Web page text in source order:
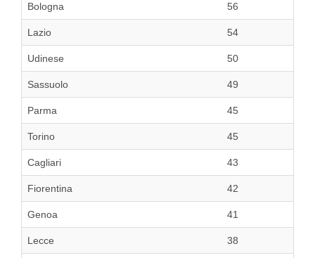
Bologna 56
Lazio 54
Udinese 50
Sassuolo 49
Parma 45
Torino 45
Cagliari 43
Fiorentina 42
Genoa 41
Lecce 38